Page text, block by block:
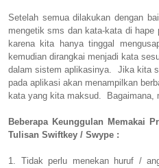
Setelah semua dilakukan dengan
mengetik sms dan kata-kata di hape
karena kita hanya tinggal
kemudian dirangkai menjadi kata
dalam sistem aplikasinya. Jika kita
pada aplikasi akan menampilkan
kata yang kita maksud. Bagaimana,
Beberapa Keunggulan Memakai
Tulisan Swiftkey / Swype :
1. Tidak perlu menekan huruf /